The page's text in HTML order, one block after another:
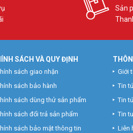
Sản
SÁCH VÀ QUY ĐỊNH
sách giao nhận
sách bảo hành
sách dùng thử sản phẩm
sách đổi trả sản phẩm
sách bảo mật thông tin
Giới
Tin
Tin
Tin
Liên